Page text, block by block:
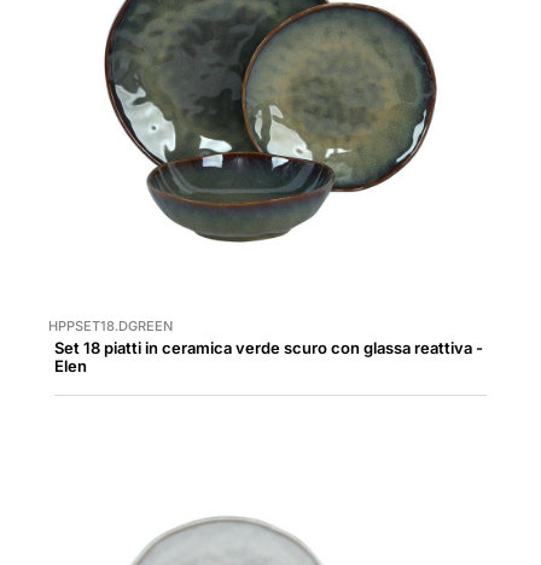
HPPSET18.DGREEN
Set 18 piatti in ceramica verde scuro con glassa reattiva -
Elen